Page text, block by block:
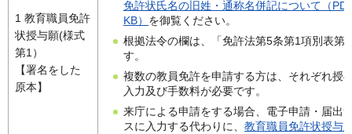
1 教育職員免許
状授与願(様式
第1）
【署名をした
原本】
免許状氏名の旧姓・通称名併記について（
KB） を御覧ください。
根拠法令の欄は、「免許法第5条第1項別表第
す。
複数の教員免許を申請する方は、それぞれ授
入力及び手数料が必要です。
来庁による申請をする場合、電子申請・届出
スに入力する代わりに、 教育職員免許状授与